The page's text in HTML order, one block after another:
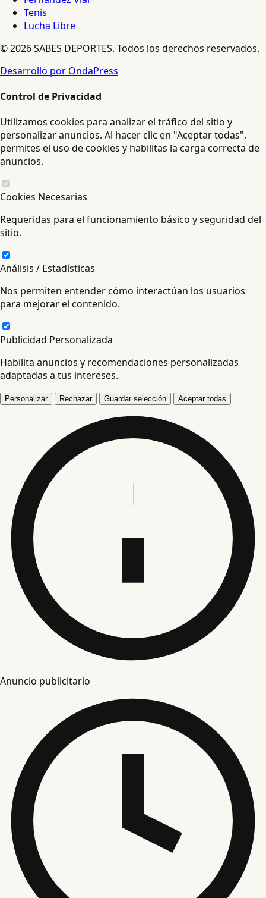
Tenis
Lucha Libre
© 2026 SABES DEPORTES. Todos los derechos reservados.
Desarrollo por OndaPress
Control de Privacidad
Utilizamos cookies para analizar el tráfico del sitio y
personalizar anuncios. Al hacer clic en "Aceptar todas",
permites el uso de cookies y habilitas la carga correcta de
anuncios.
Cookies Necesarias
Requeridas para el funcionamiento básico y seguridad del
sitio.
Análisis / Estadísticas
Nos permiten entender cómo interactúan los usuarios
para mejorar el contenido.
Publicidad Personalizada
Habilita anuncios y recomendaciones personalizadas
adaptadas a tus intereses.
Personalizar Rechazar Guardar selección Aceptar todas
Anuncio publicitario